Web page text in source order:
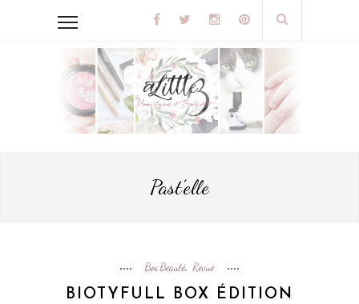
Past’elle
Box Beauté, Revue
BIOTYFULL BOX ÉDITION